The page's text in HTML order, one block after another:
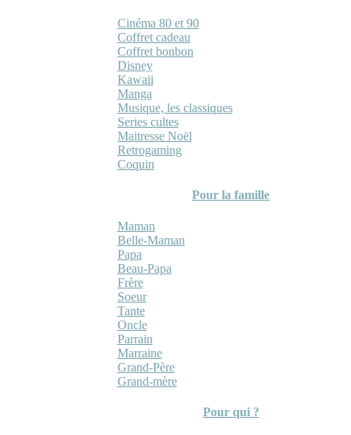
Cinéma 80 et 90
Coffret cadeau
Coffret bonbon
Disney
Kawaii
Manga
Musique, les classiques
Series cultes
Maitresse Noël
Retrogaming
Coquin
Pour la famille
Maman
Belle-Maman
Papa
Beau-Papa
Frère
Soeur
Tante
Oncle
Parrain
Marraine
Grand-Père
Grand-mère
Pour qui ?